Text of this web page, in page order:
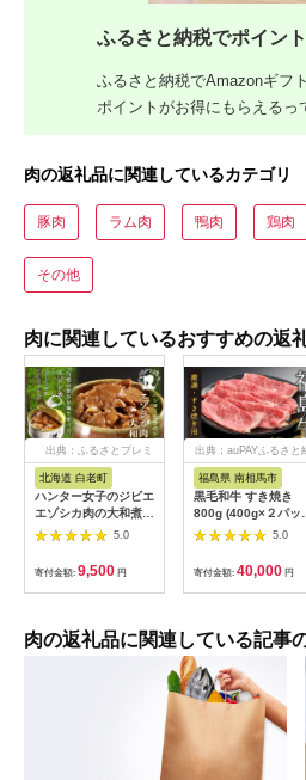
ふるさと納税でポイン
ふるさと納税でAmazonギフ
ポイントがお得にもらえるっ
肉の返礼品に関連しているカテゴリ
豚肉 ラム肉 鴨肉 鶏肉
その他
肉に関連しているおすすめの返
出典：ふるさとプレミ
北海道 白老町
ハンター女子のジビエ
エゾシカ肉の大和煮 6
缶セット AI0335.0
寄付金額: 9,500 円
出典：auPAYふるさと
福島県 南相馬市
黒毛和牛 すき焼き
800g (400g×２パッ
ク) 福島牛 | 国産 肉
和牛 牛肉 霜降り 赤身
お肉 ギフト お取り寄
せ プレゼント 今野畜
産 福島 bp002-aa
5.0
寄付金額: 40,000 円
肉の返礼品に関連している記事